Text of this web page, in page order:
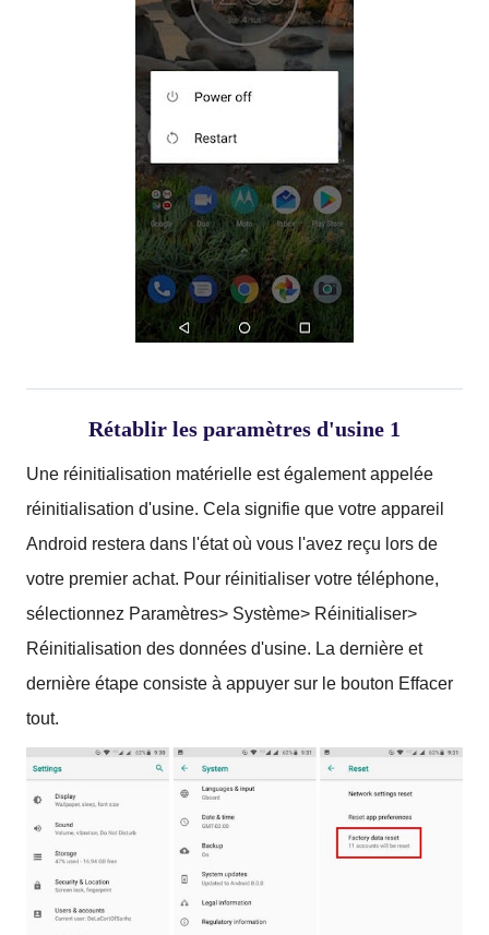
Rétablir les paramètres d'usine 1
Une réinitialisation matérielle est également appelée
réinitialisation d'usine. Cela signifie que votre appareil
Android restera dans l'état où vous l'avez reçu lors de
votre premier achat. Pour réinitialiser votre téléphone,
sélectionnez Paramètres> Système> Réinitialiser>
Réinitialisation des données d'usine. La dernière et
dernière étape consiste à appuyer sur le bouton Effacer
tout.